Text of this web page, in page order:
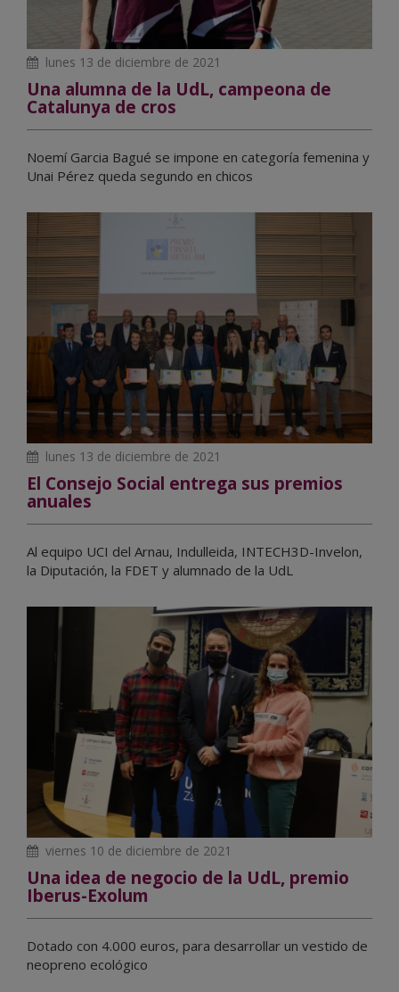
lunes 13 de diciembre de 2021
Una alumna de la UdL, campeona de
Catalunya de cros
Noemí Garcia Bagué se impone en categoría femenina y
Unai Pérez queda segundo en chicos
lunes 13 de diciembre de 2021
El Consejo Social entrega sus premios
anuales
Al equipo UCI del Arnau, Indulleida, INTECH3D-Invelon,
la Diputación, la FDET y alumnado de la UdL
viernes 10 de diciembre de 2021
Una idea de negocio de la UdL, premio
Iberus-Exolum
Dotado con 4.000 euros, para desarrollar un vestido de
neopreno ecológico